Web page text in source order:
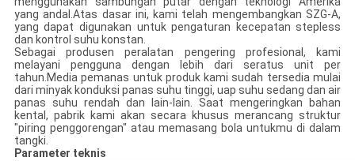
yang andal.Atas dasar ini, kami telah mengembangkan SZG-A,
yang dapat digunakan untuk pengaturan kecepatan stepless
dan kontrol suhu konstan.
Sebagai produsen peralatan pengering profesional, kami
melayani pengguna dengan lebih dari seratus unit per
tahun.Media pemanas untuk produk kami sudah tersedia mulai
dari minyak konduksi panas suhu tinggi, uap suhu sedang dan air
panas suhu rendah dan lain-lain. Saat mengeringkan bahan
kental, pabrik kami akan secara khusus merancang struktur
"piring penggorengan" atau memasang bola untukmu di dalam
tangki.
Parameter teknis